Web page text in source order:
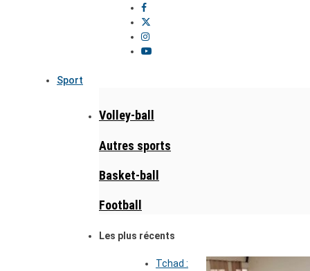
Sport
Volley-ball
Autres sports
Basket-ball
Football
Les plus récents
Tchad :